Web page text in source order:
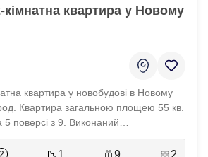
квартира у Новому
квартира у новобудові в Новому
Квартира загальною площею 55 кв.
поверсі з 9. Виконаний
квартира повністю
і технікою. Ціна 105 000 у. о.
2